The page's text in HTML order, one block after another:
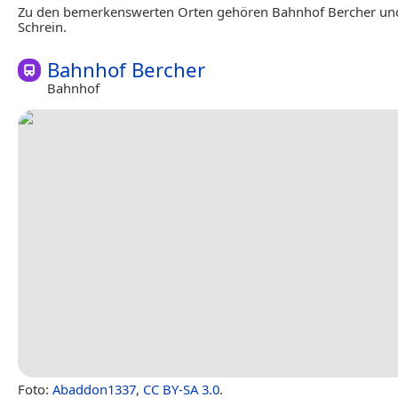
Zu den bemerkenswerten Orten gehören Bahnhof Bercher
Schrein.
Bahnhof Bercher
Bahnhof
Foto: Abaddon1337, CC BY-SA 3.0.